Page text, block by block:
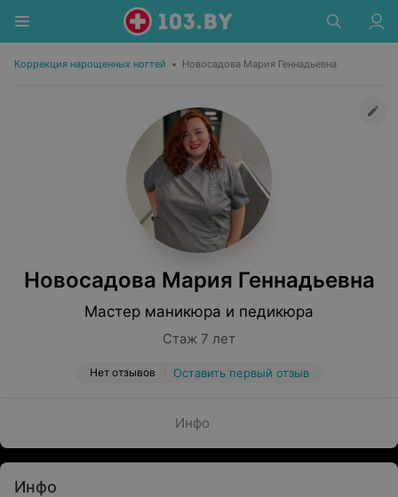
Коррекция нарощенных ногтей • Новосадова Мария Геннадьевна
Новосадова Мария Геннадьевна
Мастер маникюра и педикюра
Стаж 7 лет
Нет отзывов Оставить первый отзыв
Инфо
Инфо